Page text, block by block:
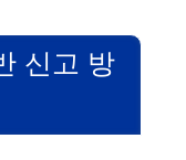
신고 방